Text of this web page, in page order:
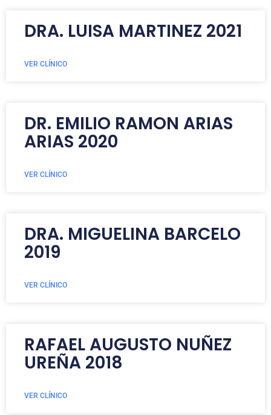
DRA. LUISA MARTINEZ 2021
VER CLÍNICO
DR. EMILIO RAMON ARIAS
ARIAS 2020
VER CLÍNICO
DRA. MIGUELINA BARCELO
2019
VER CLÍNICO
RAFAEL AUGUSTO NUÑEZ
UREÑA 2018
VER CLÍNICO